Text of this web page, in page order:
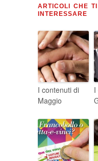
ARTICOLI CHE
INTERESSARE
I contenuti di
Maggio
I